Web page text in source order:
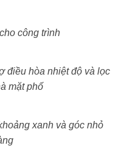
công trình
điều hòa nhiệt độ và lọc
mặt phố
xanh và góc nhỏ